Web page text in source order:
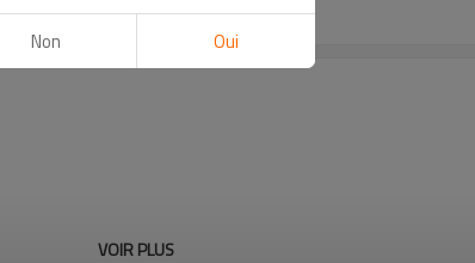
VOIR PLUS
Non Oui